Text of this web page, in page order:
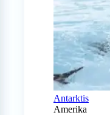
Antarktis
Amerika